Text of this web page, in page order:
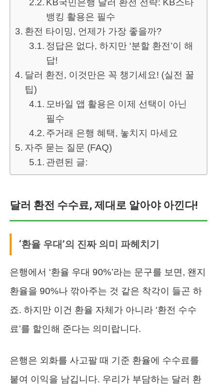
뱅킹 활용은 필수
환전 타이밍, 언제가 가장 좋을까?
정답은 없다, 하지만 ‘분할 환전’이 해
답!
달러 환전, 이것만은 꼭 챙기세요! (실전 꿀
팁)
모바일 앱 활용은 이제 선택이 아닌
필수
주거래 은행 혜택, 놓치지 마세요
자주 묻는 질문 (FAQ)
관련된 글:
달러 환전 수수료, 제대로 알아야 아낀다!
‘환율 우대’의 진짜 의미 파헤치기
은행에서 ‘환율 우대 90%’라는 문구를 보면, 왠지
환율을 90%나 깎아주는 것 같은 착각이 들곤 하
죠. 하지만 이건 환율 자체가 아니라 ‘환전 수수
료’를 할인해 준다는 의미랍니다.
은행은 외화를 사고팔 때 기준 환율에 수수료를
붙여 이익을 남깁니다. 우리가 부담하는 달러 환